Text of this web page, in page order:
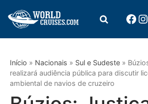
Início » Nacionais » Sul e Sudeste »
realizará audiência pública para discutir
ambiental de navios de cruzeiro